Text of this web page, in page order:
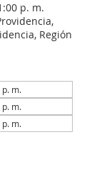
p. m.
Región
m.
m.
m.